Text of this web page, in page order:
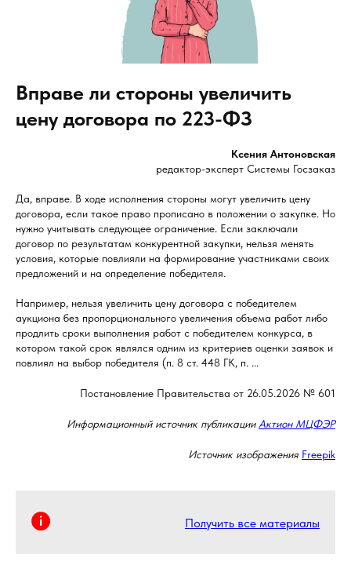
Вправе ли стороны увеличить
цену договора по 223-ФЗ
Ксения Антоновская
редактор-эксперт Системы Госзаказ
Да, вправе. В ходе исполнения стороны могут увеличить цену
договора, если такое право прописано в положении о закупке. Но
нужно учитывать следующее ограничение. Если заключали
договор по результатам конкурентной закупки, нельзя менять
условия, которые повлияли на формирование участниками своих
предложений и на определение победителя.
Например, нельзя увеличить цену договора с победителем
аукциона без пропорционального увеличения объема работ либо
продлить сроки выполнения работ с победителем конкурса, в
котором такой срок являлся одним из критериев оценки заявок и
повлиял на выбор победителя (п. 8 ст. 448 ГК, п. ...
Постановление Правительства от 26.05.2026 № 601
Информационный источник публикации Актион МЦФЭР
Источник изображения Freepik
Получить все материалы